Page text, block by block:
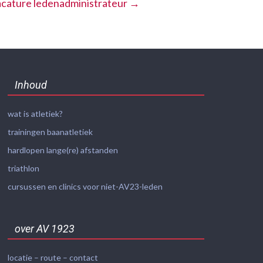
ledenadministrateur →
Inhoud
wat is atletiek?
trainingen baanatletiek
hardlopen lange(re) afstanden
triathlon
cursussen en clinics voor niet-AV23-leden
over AV 1923
locatie – route – contact